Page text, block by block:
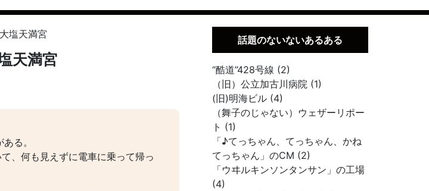
塩天満宮
天満宮
る。
、何も見えずに電車に乗って帰っ
話題のないないあるある
“酷道”428号線 (2)
（旧）公立加古川病院 (1)
(旧)明海ビル (4)
（舞子のじゃない）ウェザーリポー
ト (1)
「♪てっちゃん、てっちゃん、かね
てっちゃん」のCM (2)
「ウヰルキンソンタンサン」の工場
(4)